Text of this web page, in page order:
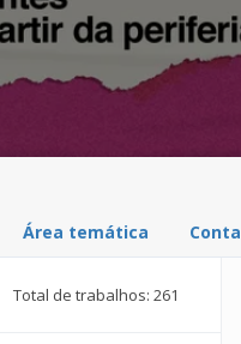
Área temática
Total de trabalhos: 261